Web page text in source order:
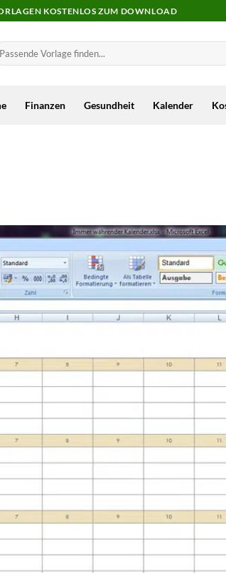
KOSTENLOS ZUM DOWNLOAD
Finanzen Gesundheit Kalender